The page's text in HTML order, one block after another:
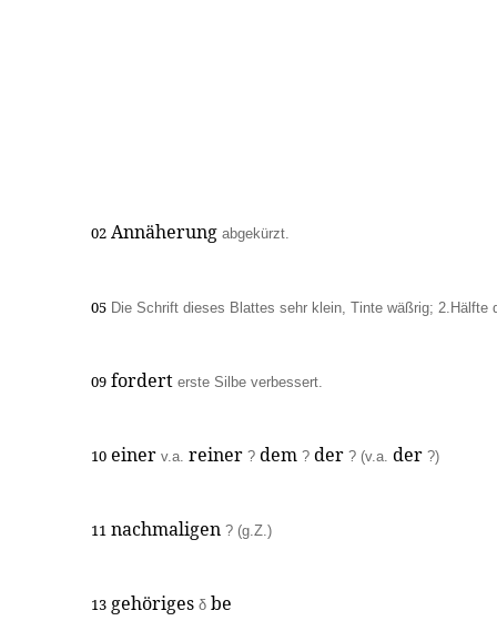
02 Annäherung abgekürzt.
05 Die Schrift dieses Blattes sehr klein, Tinte wäßrig; 2.Hälfte
09 fordert erste Silbe verbessert.
10 einer v.a. reiner ? dem ? der ? (v.a. der ?)
11 nachmaligen ? (g.Z.)
13 gehöriges δ be